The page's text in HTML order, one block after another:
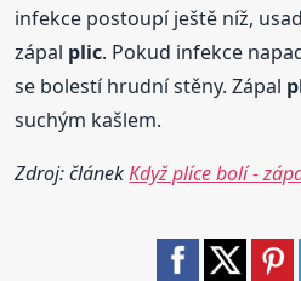
infekce postoupí ještě níž,
zápal plic. Pokud infekce
se bolestí hrudní stěny. Zápal
suchým kašlem.
Zdroj: článekKdyž plíce bolí -